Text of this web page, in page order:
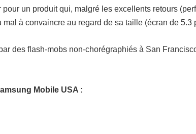
pour un produit qui, malgré les excellents retours
mal à convaincre au regard de sa taille (écran de 5.3
des flash-mobs non-chorégraphiés à San
Mobile USA :